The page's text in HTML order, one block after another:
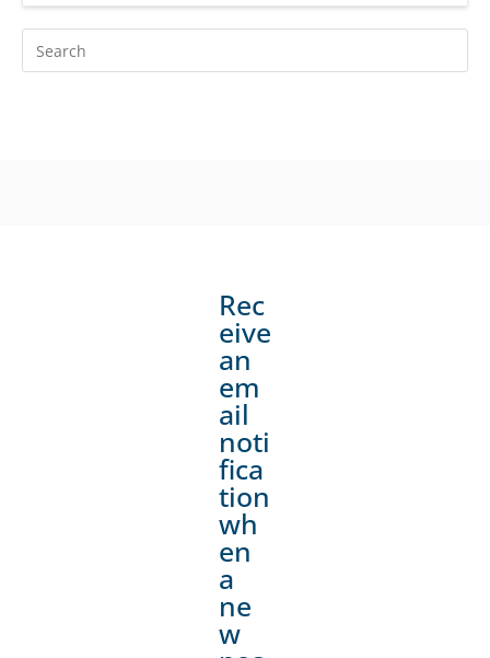
Rec
eive
an
em
ail
noti
fica
tion
wh
en
a
ne
w